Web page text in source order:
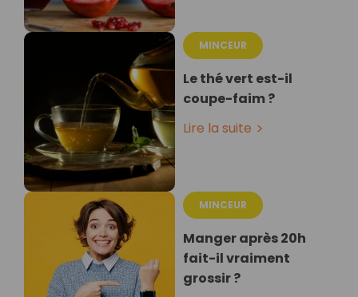
MINCEUR
Le thé vert est-il
coupe-faim ?
Lire la suite
MINCEUR
Manger après 20h
fait-il vraiment
grossir ?